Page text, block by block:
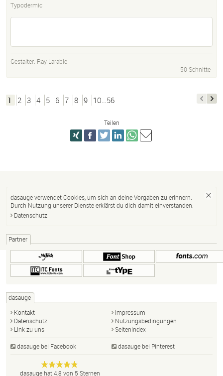
Typodermic
Gestalter: Ray Larabie
50 Schnitte
1 2 3 4 5 6 7 8 9 10…56
Teilen
dasauge verwendet Cookies, um sich an deine Vorgaben zu erinnern.
Durch Nutzung unserer Dienste erklärst du dich damit einverstanden.
Datenschutz
Partner
dasauge
Kontakt
Impressum
Datenschutz
Nutzungsbedingungen
Link zu uns
Seitenindex
dasauge bei Facebook dasauge bei Pinterest
dasauge
Designer,
Anonym
dasauge hat4,8 von 5 Sternen